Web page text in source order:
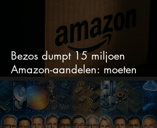
Bezos dumpt 15 miljoen
Amazon-aandelen: moeten
beleggers zich zorgen maken?